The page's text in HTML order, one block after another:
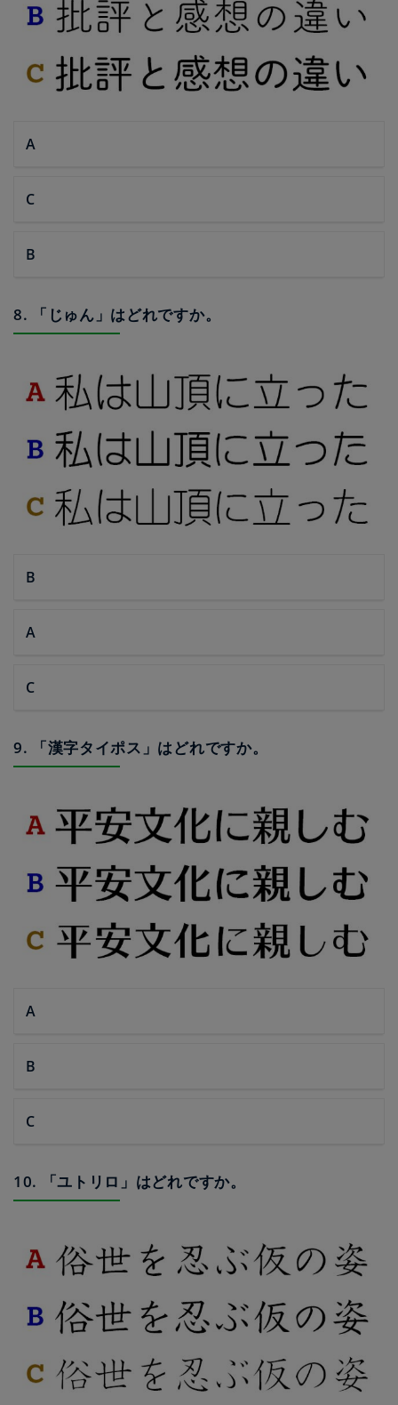
A
C
B
8. 「じゅん」はどれですか。
B
A
C
9. 「漢字タイポス」はどれですか。
A
B
C
10. 「ユトリロ」はどれですか。